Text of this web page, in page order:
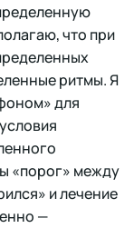
что при
ритмы. Я
для
«порог» между
и лечение
—